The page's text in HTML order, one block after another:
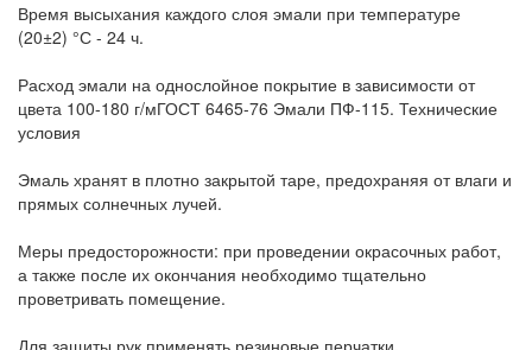
Время высыхания каждого слоя эмали при температуре
(20±2) °С - 24 ч.
Расход эмали на однослойное покрытие в зависимости от
цвета 100-180 г/мГОСТ 6465-76 Эмали ПФ-115. Технические
условия
Эмаль хранят в плотно закрытой таре, предохраняя от влаги и
прямых солнечных лучей.
Меры предосторожности: при проведении окрасочных работ,
а также после их окончания необходимо тщательно
проветривать помещение.